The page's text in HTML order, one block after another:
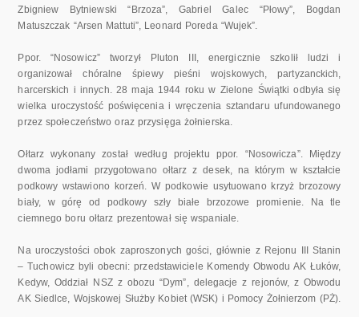
Zbigniew Bytniewski “Brzoza”, Gabriel Galec “Płowy”, Bogdan
Matuszczak “Arsen Mattuti”, Leonard Poreda “Wujek”.
Ppor. “Nosowicz” tworzył Pluton III, energicznie szkolił ludzi i
organizował chóralne śpiewy pieśni wojskowych, partyzanckich,
harcerskich i innych. 28 maja 1944 roku w Zielone Świątki odbyła się
wielka uroczystość poświęcenia i wręczenia sztandaru ufundowanego
przez społeczeństwo oraz przysięga żołnierska.
Ołtarz wykonany został według projektu ppor. “Nosowicza”. Między
dwoma jodłami przygotowano ołtarz z desek, na którym w kształcie
podkowy wstawiono korzeń. W podkowie usytuowano krzyż brzozowy
biały, w górę od podkowy szły białe brzozowe promienie. Na tle
ciemnego boru ołtarz prezentował się wspaniale.
Na uroczystości obok zaproszonych gości, głównie z Rejonu III Stanin
– Tuchowicz byli obecni: przedstawiciele Komendy Obwodu AK Łuków,
Kedyw, Oddział NSZ z obozu “Dym”, delegacje z rejonów, z Obwodu
AK Siedlce, Wojskowej Służby Kobiet (WSK) i Pomocy Żołnierzom (PŻ).